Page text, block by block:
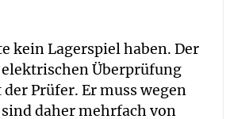
kein Lagerspiel haben. Der
Überprüfung
Prüfer. Er muss wegen
daher mehrfach von